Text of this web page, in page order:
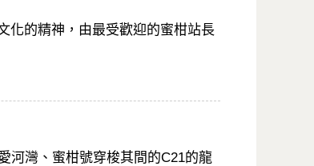
化的精神，由最受歡迎的蜜柑站長
河灣、蜜柑號穿梭其間的C21的龍